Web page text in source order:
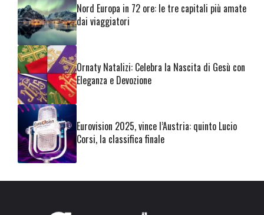
Nord Europa in 72 ore: le tre capitali più amate
dai viaggiatori
Ornaty Natalizi: Celebra la Nascita di Gesù con
Eleganza e Devozione
Eurovision 2025, vince l’Austria: quinto Lucio
Corsi, la classifica finale